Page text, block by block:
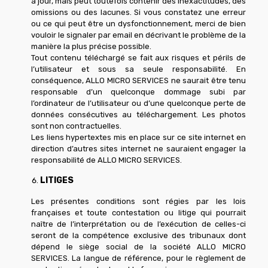
omissions ou des lacunes. Si vous constatez une erreur
ou ce qui peut être un dysfonctionnement, merci de bien
vouloir le signaler par email en décrivant le problème de la
manière la plus précise possible.
Tout contenu téléchargé se fait aux risques et périls de
l’utilisateur et sous sa seule responsabilité. En
conséquence, ALLO MICRO SERVICES ne saurait être tenu
responsable d’un quelconque dommage subi par
l’ordinateur de l’utilisateur ou d’une quelconque perte de
données consécutives au téléchargement. Les photos
sont non contractuelles.
Les liens hypertextes mis en place sur ce site internet en
direction d’autres sites internet ne sauraient engager la
responsabilité de ALLO MICRO SERVICES.
LITIGES
Les présentes conditions sont régies par les lois
françaises et toute contestation ou litige qui pourrait
naître de l’interprétation ou de l’exécution de celles-ci
seront de la compétence exclusive des tribunaux dont
dépend le siège social de la société ALLO MICRO
SERVICES. La langue de référence, pour le règlement de